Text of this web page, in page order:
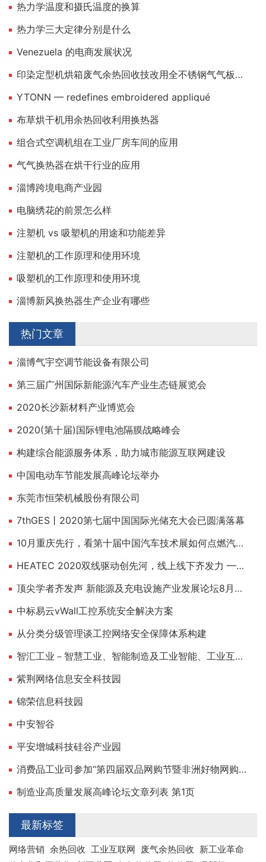
热力学温度和摄氏温度的换算
热力学三大定律分别是什么
Venezuela 的电商发展状况
印染定型机烘箱废气余热回收技改用全不锈钢气气板式换热器
YTONN — redefines embroidered appliqué
布草烘干机用余热回收利用换热器
组合式空调机组在工业厂房车间的应用
气气换热器在烘干行业的应用
淄博跨境电商产业园
电脑绣花的前景怎么样
注塑机 vs 吸塑机的用途和功能差异
注塑机的工作原理和使用环境
吸塑机的工作原理和使用环境
淄博新风换热器生产企业有哪些
热门文章
淄博气宇空调节能设备有限公司
第三届广州国际新能源汽车产业生态链展览会
2020长沙新材料产业博览会
2020(第十届)国际锂电池隔膜战略峰会
构建综合能源服务体系，助力城市能源互联网建设
中国电动车节能发展高峰论坛举办
东莞市恒荣机械股份有限公司
7thGES丨2020第七届中国国际光储充大会已圆满落幕
10月重庆先行，看第十届中国汽车技术展如何点燃汽车工业
HEATEC 2020双线驱动创先河，线上线下齐发力 ——2020上海国际供热技术展12月不见不散！
顶尖学者齐发声 新能源及充电设施产业发展论坛8月上海举行
中标易云vWall工控系统安全解决方案
从分类分级管理谈工控网络安全保障体系构建
智汇工业－智慧工业、智能制造及工业智能、工业互联门户网站，专业的工业“互联网＋”传媒
紫荆网络信息安全科技园
锦荣信息科技园
中安智谷
平安增城科技硅谷产业园
消费品工业司参加“第四届双品网购节暨非洲好物网购节”专题新闻吹风会
制造业高质量发展高峰论坛文章列表 第1页
最新标签
网络营销 余热回收 工业互联网 废气余热回收 新工业革命